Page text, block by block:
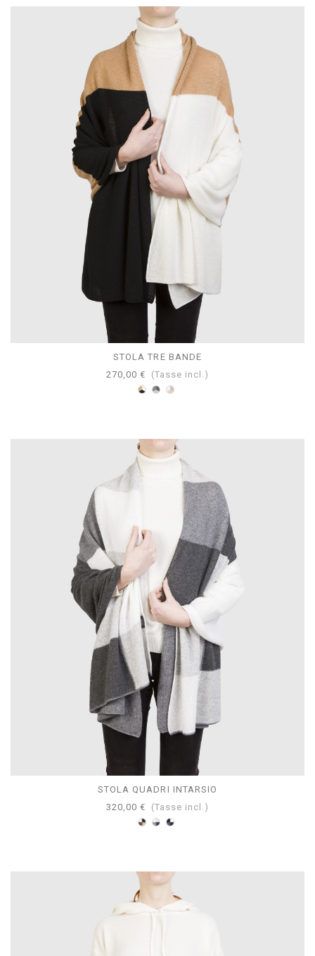
STOLA TRE BANDE
270,00 €
(Tasse incl.)
Bianco-
Perla-Tortora-
STOLA QUADRI INTARSIO
320,00 €
(Tasse incl.)
Marrone-
Grigio-Mazarine-